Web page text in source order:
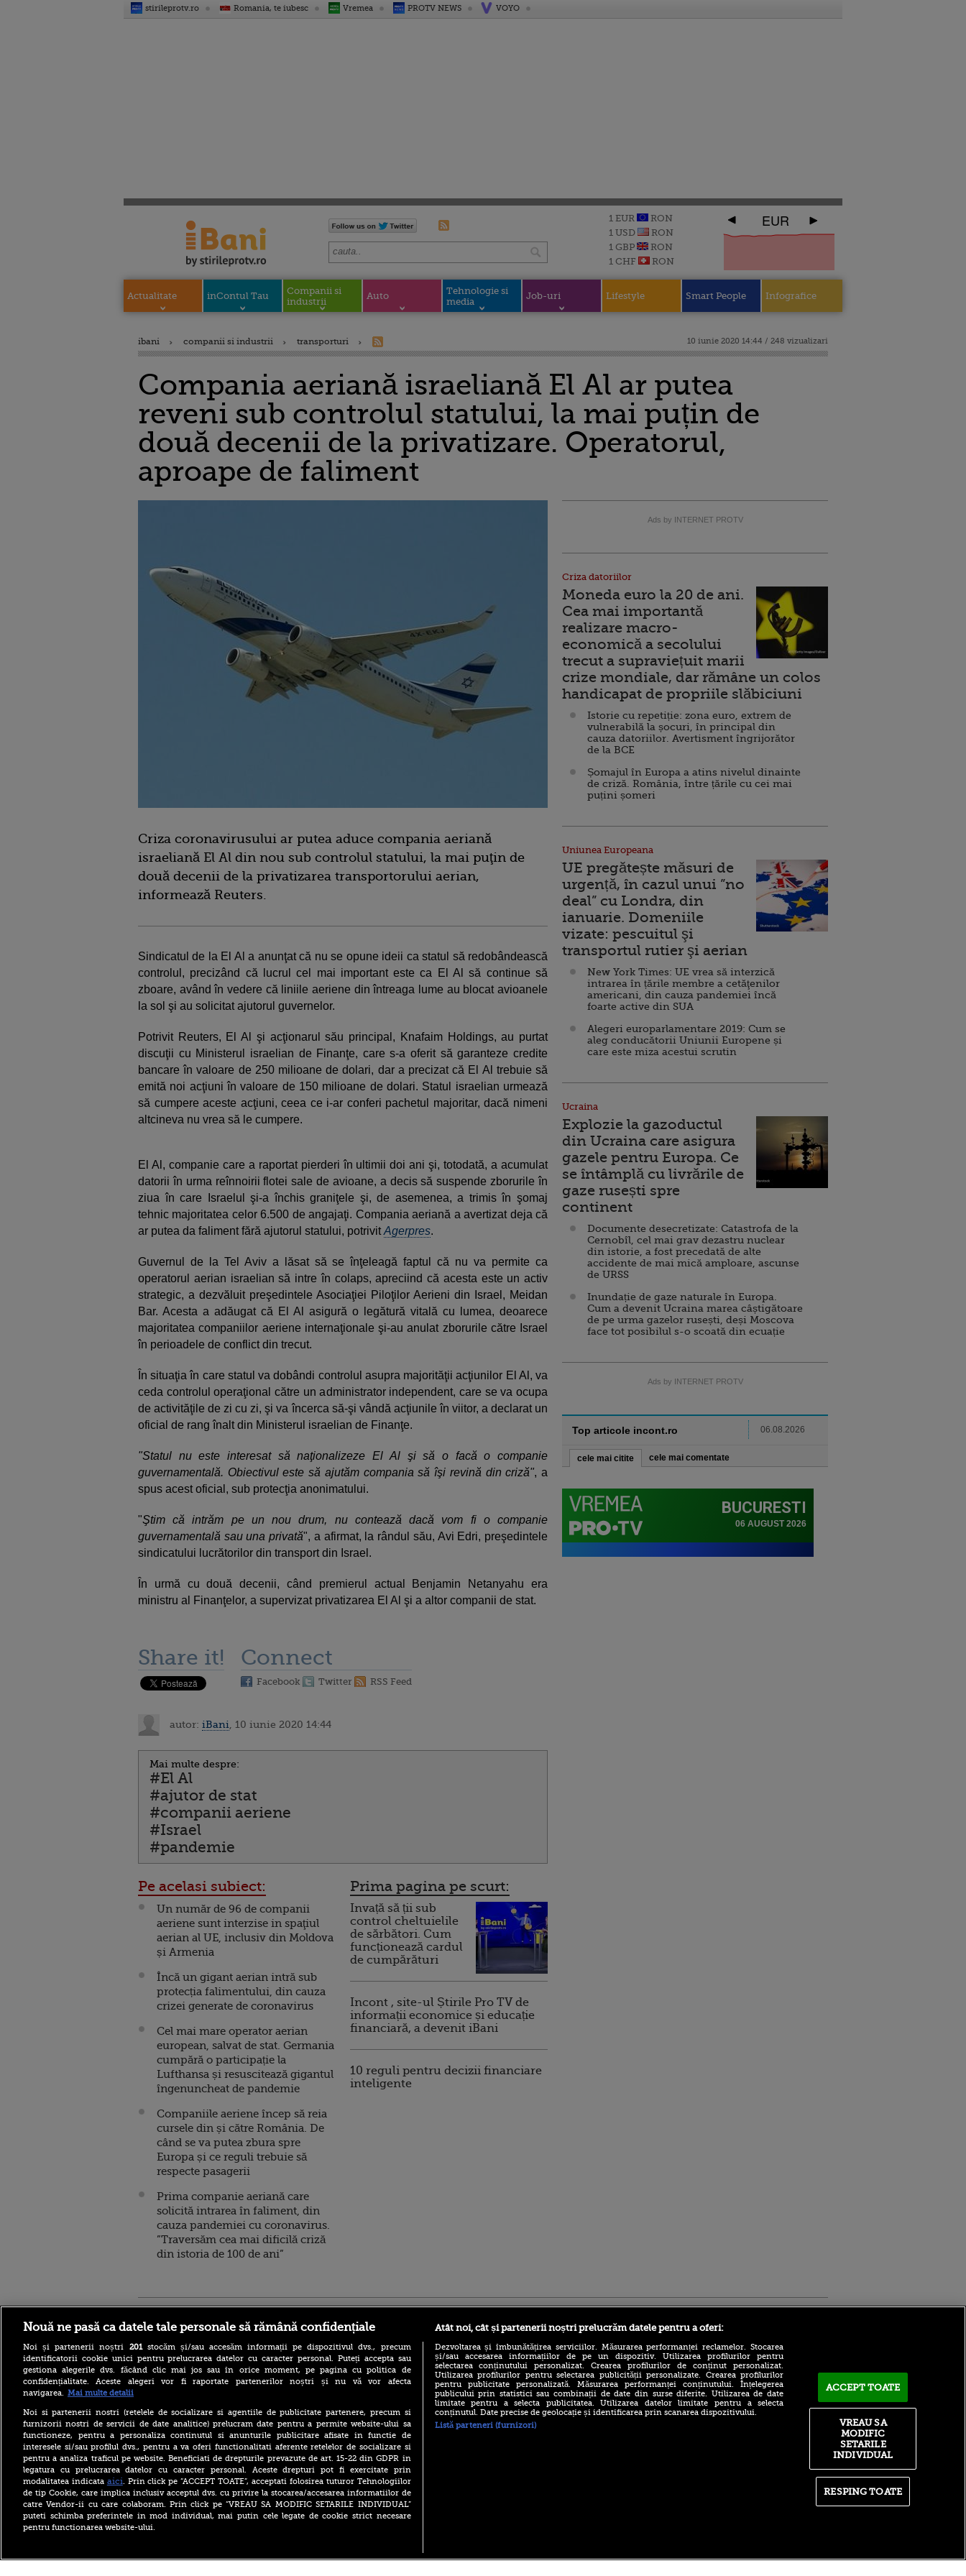
stirileprotv.ro Romania, te iubesc Vremea PROTV NEWS VOYO
1 EUR
RON
1 USD
RON
1 GBP
RON
1 CHF
RON
EUR
Actualitate inContul Tau
Companii si
industrii
Auto
Tehnologie si
media
Job-uri Lifestyle Smart People Infografice
ibani companii si industrii transporturi 10 iunie 2020 14:44 / 248 vizualizari
Compania aeriană israeliană El Al ar putea
reveni sub controlul statului, la mai puțin de
două decenii de la privatizare. Operatorul,
aproape de faliment
Criza coronavirusului ar putea aduce compania aeriană
israeliană El Al din nou sub controlul statului, la mai puţin de
două decenii de la privatizarea transportorului aerian,
informează Reuters.
Sindicatul de la El Al a anunţat că nu se opune ideii ca statul să redobândească
controlul, precizând că lucrul cel mai important este ca El Al să continue să
zboare, având în vedere că liniile aeriene din întreaga lume au blocat avioanele
la sol şi au solicitat ajutorul guvernelor.
Potrivit Reuters, El Al şi acţionarul său principal, Knafaim Holdings, au purtat
discuţii cu Ministerul israelian de Finanţe, care s-a oferit să garanteze credite
bancare în valoare de 250 milioane de dolari, dar a precizat că El Al trebuie să
emită noi acţiuni în valoare de 150 milioane de dolari. Statul israelian urmează
să cumpere aceste acţiuni, ceea ce i-ar conferi pachetul majoritar, dacă nimeni
altcineva nu vrea să le cumpere.
El Al, companie care a raportat pierderi în ultimii doi ani şi, totodată, a acumulat
datorii în urma reînnoirii flotei sale de avioane, a decis să suspende zborurile în
ziua în care Israelul şi-a închis graniţele şi, de asemenea, a trimis în şomaj
tehnic majoritatea celor 6.500 de angajaţi. Compania aeriană a avertizat deja că
ar putea da faliment fără ajutorul statului, potrivitAgerpres.
Guvernul de la Tel Aviv a lăsat să se înţeleagă faptul că nu va permite ca
operatorul aerian israelian să intre în colaps, apreciind că acesta este un activ
strategic, a dezvăluit preşedintele Asociaţiei Piloţilor Aerieni din Israel, Meidan
Bar. Acesta a adăugat că El Al asigură o legătură vitală cu lumea, deoarece
majoritatea companiilor aeriene internaţionale şi-au anulat zborurile către Israel
în perioadele de conflict din trecut.
În situaţia în care statul va dobândi controlul asupra majorităţii acţiunilor El Al, va
ceda controlul operaţional către un administrator independent, care se va ocupa
de activităţile de zi cu zi, şi va încerca să-şi vândă acţiunile în viitor, a declarat un
oficial de rang înalt din Ministerul israelian de Finanţe.
"Statul nu este interesat să naţionalizeze El Al şi să o facă o companie
guvernamentală. Obiectivul este să ajutăm compania să îşi revină din criză", a
spus acest oficial, sub protecţia anonimatului.
"Ştim că intrăm pe un nou drum, nu contează dacă vom fi o companie
guvernamentală sau una privată", a afirmat, la rândul său, Avi Edri, preşedintele
sindicatului lucrătorilor din transport din Israel.
În urmă cu două decenii, când premierul actual Benjamin Netanyahu era
ministru al Finanţelor, a supervizat privatizarea El Al şi a altor companii de stat.
Share it! Connect
Facebook Twitter RSS Feed
autor: iBani , 10 iunie 2020 14:44
Mai multe despre:
#El Al
#ajutor de stat
#companii aeriene
#Israel
#pandemie
Pe acelasi subiect:
Un număr de 96 de companii
aeriene sunt interzise in spaţiul
aerian al UE, inclusiv din Moldova
și Armenia
Încă un gigant aerian intră sub
protecția falimentului, din cauza
crizei generate de coronavirus
Cel mai mare operator aerian
european, salvat de stat. Germania
cumpără o participație la
Lufthansa și resuscitează gigantul
îngenuncheat de pandemie
Companiile aeriene încep să reia
cursele din și către România. De
când se va putea zbura spre
Europa și ce reguli trebuie să
respecte pasagerii
Prima companie aeriană care
solicită intrarea în faliment, din
cauza pandemiei cu coronavirus.
”Traversăm cea mai dificilă criză
din istoria de 100 de ani”
Prima pagina pe scurt:
Invață să ții sub
control cheltuielile
de sărbători. Cum
funcționează cardul
de cumpărături
Incont , site-ul Știrile Pro TV de
informații economice și educație
financiară, a devenit iBani
10 reguli pentru decizii financiare
inteligente
Ads by INTERNET PROTV
Criza datoriilor
Moneda euro la 20 de ani.
Cea mai importantă
realizare macro-
economică a secolului
trecut a supraviețuit marii
crize mondiale, dar rămâne un colos
handicapat de propriile slăbiciuni
Istorie cu repetiție: zona euro, extrem de
vulnerabilă la șocuri, în principal din
cauza datoriilor. Avertisment îngrijorător
de la BCE
Șomajul în Europa a atins nivelul dinainte
de criză. România, între țările cu cei mai
puțini șomeri
Uniunea Europeana
UE pregătește măsuri de
urgență, în cazul unui ”no
deal” cu Londra, din
ianuarie. Domeniile
vizate: pescuitul şi
transportul rutier şi aerian
New York Times: UE vrea să interzică
intrarea în țările membre a cetăţenilor
americani, din cauza pandemiei încă
foarte active din SUA
Alegeri europarlamentare 2019: Cum se
aleg conducătorii Uniunii Europene și
care este miza acestui scrutin
Ucraina
Explozie la gazoductul
din Ucraina care asigura
gazele pentru Europa. Ce
se întâmplă cu livrările de
gaze rusești spre
continent
Documente desecretizate: Catastrofa de la
Cernobîl, cel mai grav dezastru nuclear
din istorie, a fost precedată de alte
accidente de mai mică amploare, ascunse
de URSS
Inundație de gaze naturale în Europa.
Cum a devenit Ucraina marea câștigătoare
de pe urma gazelor rusești, deși Moscova
face tot posibilul s-o scoată din ecuație
Ads by INTERNET PROTV
Top articole incont.ro 06.08.2026
cele mai citite cele mai comentate
negre” ia amploare în Rusia.
„Găsește-ți un soldat și când
va fi ucis vei primi 8
milioane de ruble”
Aflat în SUA, ministrul
britanic de Externe a evitat
să spună dacă îl mai
consideră pe Trump „idiot,
rasist și misogin”
Primăriile care nu se
înrolează pe Ghiseul.ro pot
(P) Descoperă Lumea
Evenimentelor din România
Adrian Mihalcea, discurs
incredibil înainte de UTA -
Ce declin! Cu cine a semnat
Nouă ne pasă ca datele tale personale să rămână confidențiale
Noi și partenerii noștri 201stocăm și/sau accesăm informații pe dispozitivul dvs., precum
identificatorii cookie unici pentru prelucrarea datelor cu caracter personal. Puteți accepta sau
gestiona alegerile dvs. făcând clic mai jos sau în orice moment, pe pagina cu politica de
confidențialitate. Aceste alegeri vor fi raportate partenerilor noștri și nu vă vor afecta
navigarea. Mai multe detalii
Noi si partenerii nostri (retelele de socializare si agentiile de publicitate partenere, precum si
furnizorii nostri de servicii de date analitice) prelucram date pentru a permite website-ului sa
functioneze, pentru a personaliza continutul si anunturile publicitare afisate in functie de
interesele si/sau profilul dvs., pentru a va oferi functionalitati aferente retelelor de socializare si
pentru a analiza traficul pe website. Beneficiati de drepturile prevazute de art. 15-22 din GDPR in
legatura cu prelucrarea datelor cu caracter personal. Aceste drepturi pot fi exercitate prin
modalitatea indicata aici. Prin click pe “ACCEPT TOATE”, acceptati folosirea tuturor Tehnologiilor
de tip Cookie, care implica inclusiv acceptul dvs. cu privire la stocarea/accesarea informatiilor de
catre Vendor-ii cu care colaboram. Prin click pe “VREAU SA MODIFIC SETARILE INDIVIDUAL”
puteti schimba preferintele in mod individual, mai putin cele legate de cookie strict necesare
pentru functionarea website-ului.
Atât noi, cât și partenerii noștri prelucrăm datele pentru a oferi:
Dezvoltarea și îmbunătățirea serviciilor. Măsurarea performanței reclamelor. Stocarea
și/sau accesarea informațiilor de pe un dispozitiv. Utilizarea profilurilor pentru
selectarea conținutului personalizat. Crearea profilurilor de conținut personalizat.
Utilizarea profilurilor pentru selectarea publicității personalizate. Crearea profilurilor
pentru publicitate personalizată. Măsurarea performanței conținutului. Înțelegerea
publicului prin statistici sau combinații de date din surse diferite. Utilizarea de date
limitate pentru a selecta publicitatea. Utilizarea datelor limitate pentru a selecta
conținutul. Date precise de geolocație și identificarea prin scanarea dispozitivului.
Listă parteneri (furnizori)
ACCEPT TOATE
RESPING TOATE
VREAU SA
MODIFIC
SETARILE
INDIVIDUAL